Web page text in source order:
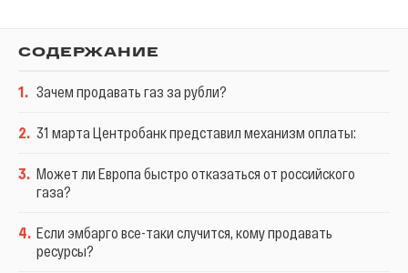
СОДЕРЖАНИЕ
1. Зачем продавать газ за рубли?
2. 31 марта Центробанк представил механизм оплаты:
3. Может ли Европа быстро отказаться от российского
газа?
4. Если эмбарго все-таки случится, кому продавать
ресурсы?